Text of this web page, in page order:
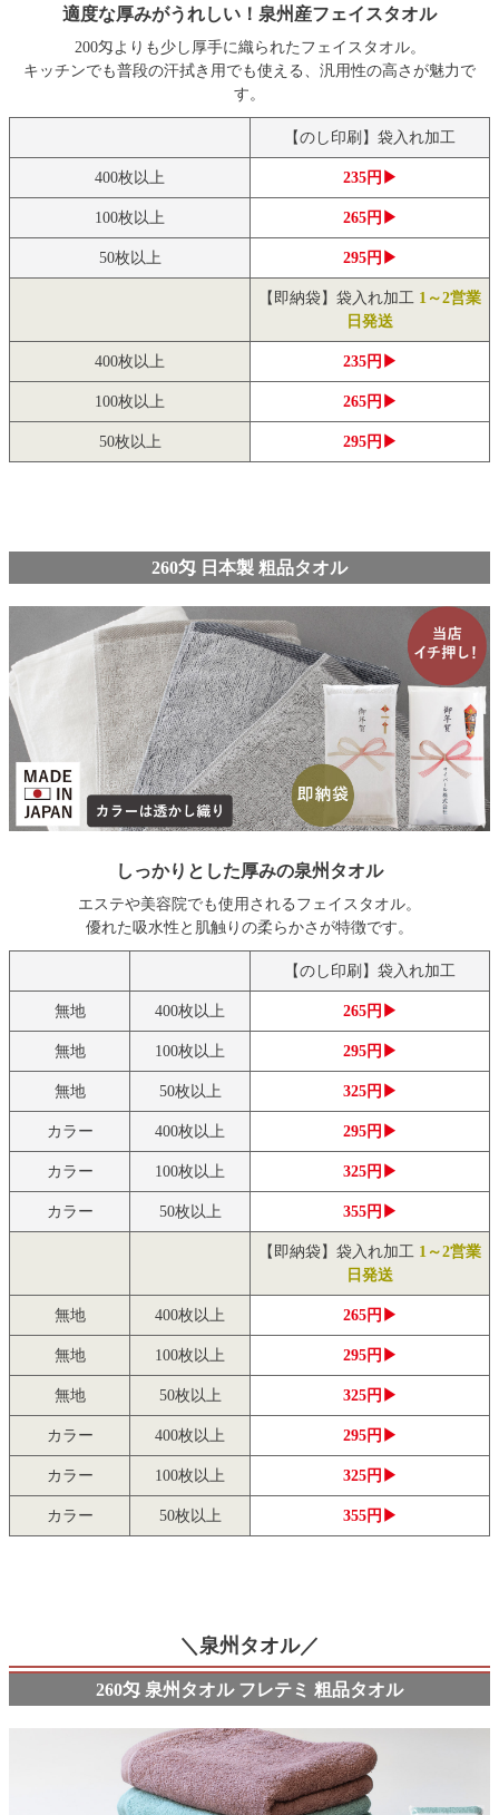
適度な厚みがうれしい！泉州産フェイスタオル
200匁よりも少し厚手に織られたフェイスタオル。
キッチンでも普段の汗拭き用でも使える、汎用性の高さが魅力で
す。
【のし印刷】袋入れ加工
400枚以上 235円▶
100枚以上 265円▶
50枚以上 295円▶
【即納袋】袋入れ加工 1～2営業
日発送
400枚以上 235円▶
100枚以上 265円▶
50枚以上 295円▶
260匁 日本製 粗品タオル
しっかりとした厚みの泉州タオル
エステや美容院でも使用されるフェイスタオル。
優れた吸水性と肌触りの柔らかさが特徴です。
【のし印刷】袋入れ加工
無地 400枚以上 265円▶
無地 100枚以上 295円▶
無地 50枚以上 325円▶
カラー 400枚以上 295円▶
カラー 100枚以上 325円▶
カラー 50枚以上 355円▶
【即納袋】袋入れ加工 1～2営業
日発送
無地 400枚以上 265円▶
無地 100枚以上 295円▶
無地 50枚以上 325円▶
カラー 400枚以上 295円▶
カラー 100枚以上 325円▶
カラー 50枚以上 355円▶
＼泉州タオル／
260匁 泉州タオル フレテミ 粗品タオル